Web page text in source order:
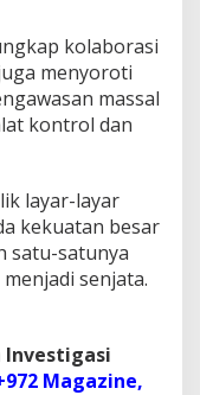
kolaborasi
menyoroti
massal
kontrol dan
layar-layar
kekuatan besar
satu-satunya
senjata.
Magazine,